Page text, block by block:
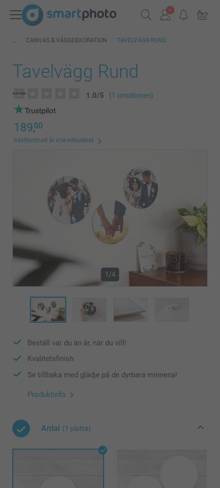
CANVAS & VÄGGDEKORATION TAVELVÄGG RUND
Tavelvägg Rund
1.0/5 (1 omdömen)
189,00
fraktkostnad är inte inkluderat
1/4
Beställ var du än är, när du vill!
Kvalitetsfinish
Se tillbaka med glädje på de dyrbara minnena!
Produktinfo
Antal (1 platta)